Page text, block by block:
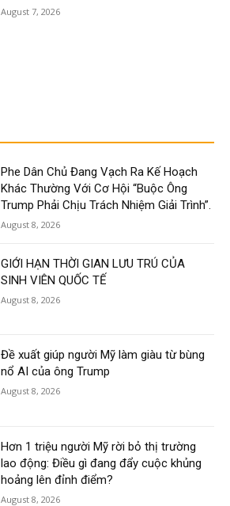
August 7, 2026
Phe Dân Chủ Đang Vạch Ra Kế Hoạch
Khác Thường Với Cơ Hội “Buộc Ông
Trump Phải Chịu Trách Nhiệm Giải Trình”.
August 8, 2026
GIỚI HẠN THỜI GIAN LƯU TRÚ CỦA
SINH VIÊN QUỐC TẾ
August 8, 2026
Đề xuất giúp người Mỹ làm giàu từ bùng
nổ AI của ông Trump
August 8, 2026
Hơn 1 triệu người Mỹ rời bỏ thị trường
lao động: Điều gì đang đẩy cuộc khủng
hoảng lên đỉnh điểm?
August 8, 2026